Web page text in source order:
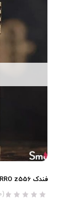
فندک ZORRO z556 (مخزن شیشه ای) اورجینال
(0)